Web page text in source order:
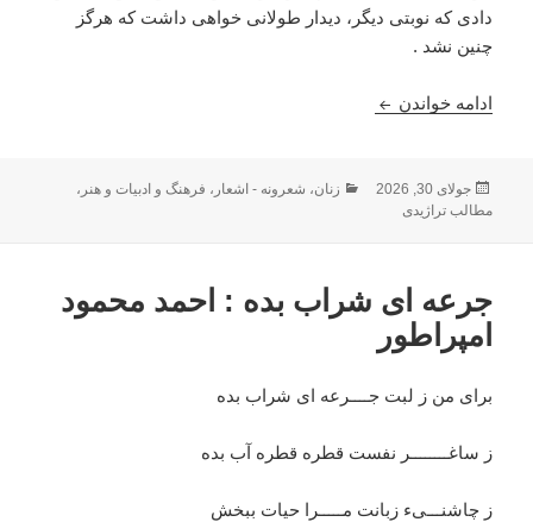
دادی که نوبتی ديگر، ديدار طولانی خواهی داشت که هرگز
چنين نشد .
ادامه خواندن نامه ی سر گشاده يی به ليلا صراحت و یادی از
ارسال
شده
جولای 30, 2026 دسته‌ها
زنان، شعرونه - اشعار ، فرهنگ و ادبیات و هنر ،
مطالب تراژیدی
جرعه ای شراب بده : احمد محمود
امپراطور
برای من ز لبت جــــرعه ای شراب بده
ز ساغــــــــر نفست قطره قطره آب بده
ز چاشنـــیء زبانت مـــــرا حیات ببخش